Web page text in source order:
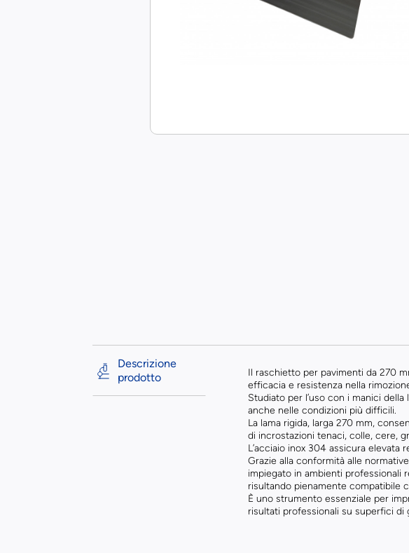
Descrizione
prodotto
Il raschietto per pavimenti da 270
efficacia e resistenza nella
Studiato per l’uso con i manici
anche nelle condizioni più difficili.
La lama rigida, larga 270 mm,
di incrostazioni tenaci, colle, cere,
L’acciaio inox 304 assicura
Grazie alla conformità alle
impiegato in ambienti
risultando pienamente compatibile
È uno strumento essenziale per
risultati professionali su superfici di